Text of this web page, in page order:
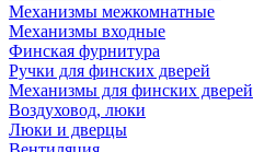
Механизмы межкомнатные
Механизмы входные
Финская фурнитура
Ручки для финских дверей
Механизмы для финских дверей
Воздуховод, люки
Люки и дверцы